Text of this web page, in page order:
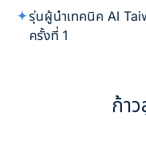
รุ่นผู้นำเทคนิค AI
ครั้งที่ 1
ก้า